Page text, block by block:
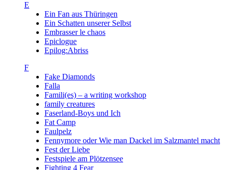
E
Ein Fan aus Thüringen
Ein Schatten unserer Selbst
Embrasser le chaos
Epiclogue
Epilog:Abriss
F
Fake Diamonds
Falla
Famili(es) – a writing workshop
family creatures
Faserland-Boys und Ich
Fat Camp
Faulpelz
Fennymore oder Wie man Dackel im Salzmantel macht
Fest der Liebe
Festspiele am Plötzensee
Fighting 4 Fear